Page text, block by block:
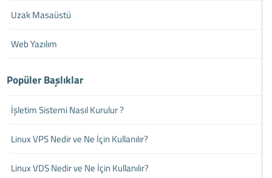
Uzak Masaüstü
Web Yazılım
Popüler Başlıklar
İşletim Sistemi Nasıl Kurulur ?
Linux VPS Nedir ve Ne İçin Kullanılır?
Linux VDS Nedir ve Ne İçin Kullanılır?